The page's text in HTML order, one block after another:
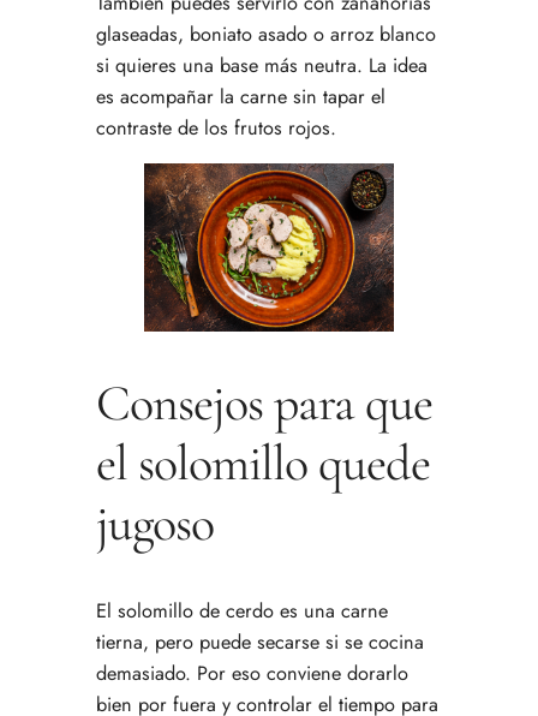
glaseadas, boniato asado o arroz blanco
si quieres una base más neutra. La idea
es acompañar la carne sin tapar el
contraste de los frutos rojos.
Consejos para que
el solomillo quede
jugoso
El solomillo de cerdo es una carne
tierna, pero puede secarse si se cocina
demasiado. Por eso conviene dorarlo
bien por fuera y controlar el tiempo para